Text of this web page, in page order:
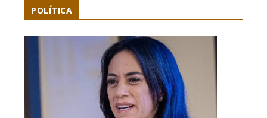
POLÍTICA